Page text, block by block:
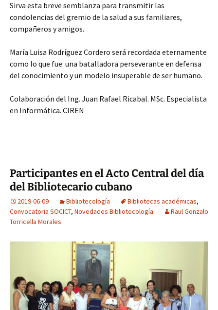
Sirva esta breve semblanza para transmitir las
condolencias del gremio de la salud a sus familiares,
compañeros y amigos.
María Luisa Rodríguez Cordero será recordada eternamente
como lo que fue: una batalladora perseverante en defensa
del conocimiento y un modelo insuperable de ser humano.
Colaboración del Ing. Juan Rafael Ricabal. MSc. Especialista
en Informática. CIREN
Participantes en el Acto Central del día
del Bibliotecario cubano
2019-06-09 Bibliotecología Bibliotecas académicas,
Convocatoria SOCICT, Novedades Bibliotecología
Raul Gonzalo
Torricella Morales